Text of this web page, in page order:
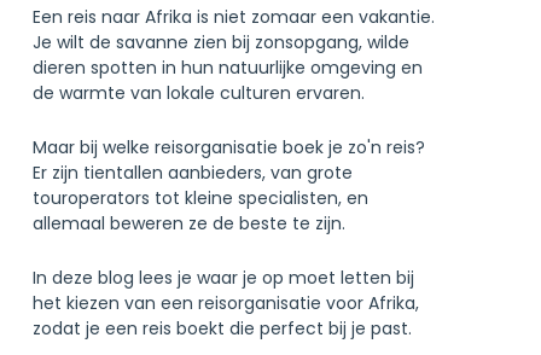
Een reis naar Afrika is niet zomaar een vakantie.
Je wilt de savanne zien bij zonsopgang, wilde
dieren spotten in hun natuurlijke omgeving en
de warmte van lokale culturen ervaren.
Maar bij welke reisorganisatie boek je zo'n reis?
Er zijn tientallen aanbieders, van grote
touroperators tot kleine specialisten, en
allemaal beweren ze de beste te zijn.
In deze blog lees je waar je op moet letten bij
het kiezen van een reisorganisatie voor Afrika,
zodat je een reis boekt die perfect bij je past.